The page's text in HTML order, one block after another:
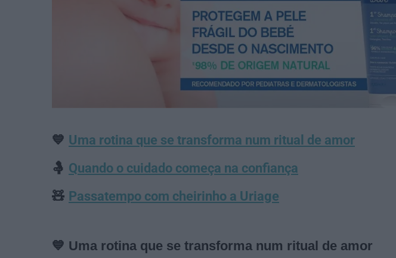
💙 Uma rotina que se transforma num ritual de amor
🤱 Quando o cuidado começa na confiança
🧸 Passatempo com cheirinho a Uriage
💙 Uma rotina que se transforma num ritual de amor